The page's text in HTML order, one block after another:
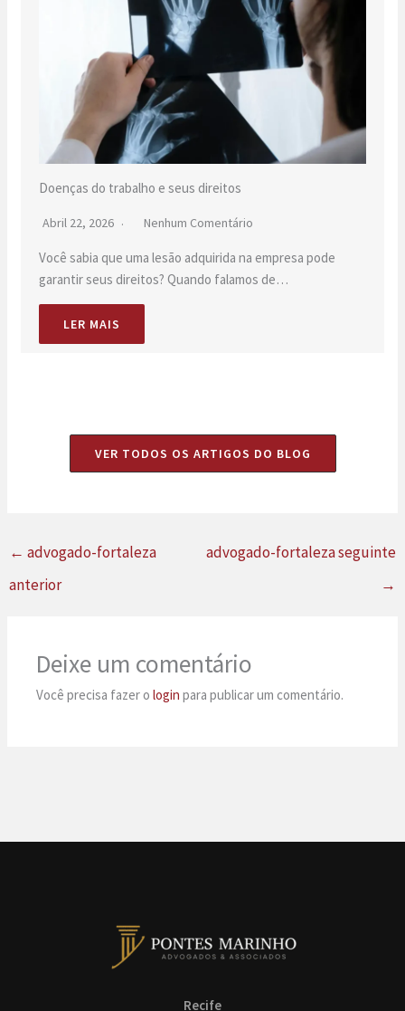
Doenças do trabalho e seus direitos
Abril 22, 2026 Nenhum Comentário
Você sabia que uma lesão adquirida na empresa pode
garantir seus direitos? Quando falamos de…
LER MAIS
VER TODOS OS ARTIGOS DO BLOG
← advogado-fortaleza
anterior
advogado-fortaleza seguinte
→
Deixe um comentário
Você precisa fazer ologin para publicar um comentário.
Recife